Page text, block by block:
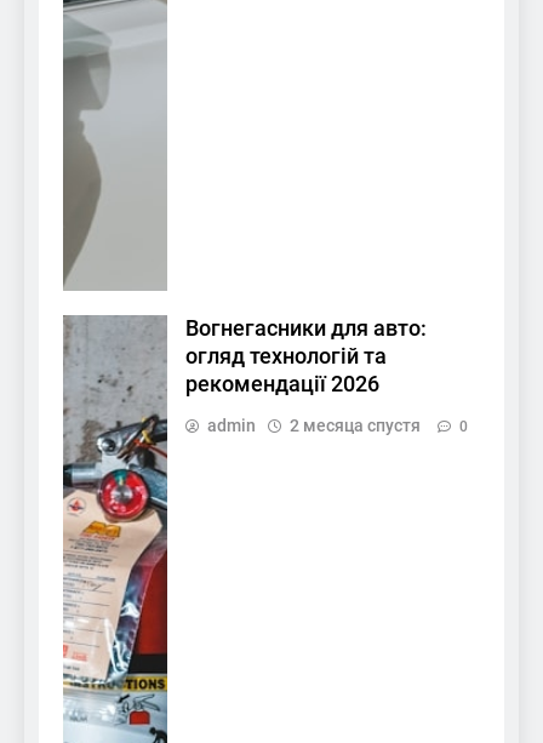
Вогнегасники для авто:
огляд технологій та
рекомендації 2026
admin 2 месяца спустя 0